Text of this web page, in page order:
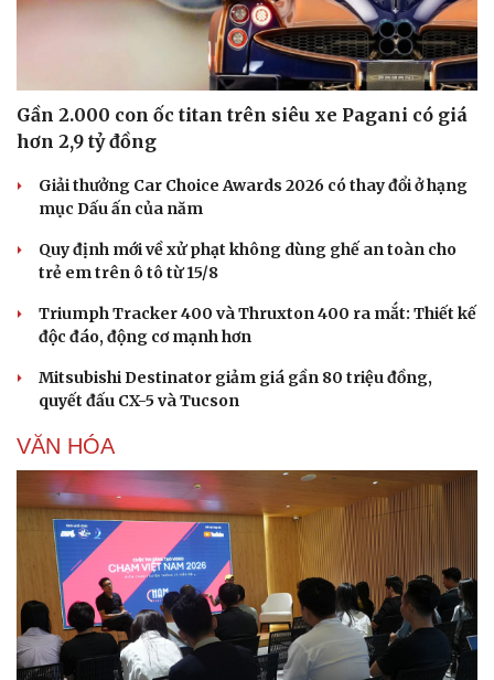
Gần 2.000 con ốc titan trên siêu xe Pagani có giá
hơn 2,9 tỷ đồng
Giải thưởng Car Choice Awards 2026 có thay đổi ở hạng
mục Dấu ấn của năm
Quy định mới về xử phạt không dùng ghế an toàn cho
trẻ em trên ô tô từ 15/8
Triumph Tracker 400 và Thruxton 400 ra mắt: Thiết kế
độc đáo, động cơ mạnh hơn
Mitsubishi Destinator giảm giá gần 80 triệu đồng,
quyết đấu CX-5 và Tucson
VĂN HÓA